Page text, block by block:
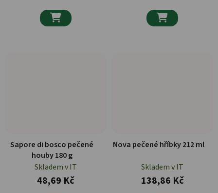
 
Sapore di bosco pečené
houby 180 g
Skladem v IT
48,69 Kč
Nova pečené hříbky 212 ml
Skladem v IT
138,86 Kč